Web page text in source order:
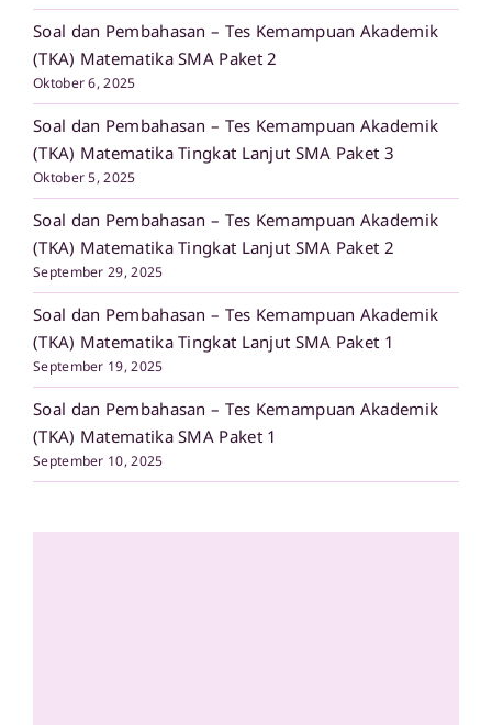
Soal dan Pembahasan – Tes Kemampuan Akademik
(TKA) Matematika SMA Paket 2
Oktober 6, 2025
Soal dan Pembahasan – Tes Kemampuan Akademik
(TKA) Matematika Tingkat Lanjut SMA Paket 3
Oktober 5, 2025
Soal dan Pembahasan – Tes Kemampuan Akademik
(TKA) Matematika Tingkat Lanjut SMA Paket 2
September 29, 2025
Soal dan Pembahasan – Tes Kemampuan Akademik
(TKA) Matematika Tingkat Lanjut SMA Paket 1
September 19, 2025
Soal dan Pembahasan – Tes Kemampuan Akademik
(TKA) Matematika SMA Paket 1
September 10, 2025